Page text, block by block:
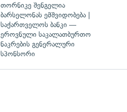
თორნიკე შენგელია
ბარსელონას ემშვიდობება |
საქართველოს ბანკი —
ეროვნული საკალათბურთო
ნაკრების გენერალური
სპონსორი